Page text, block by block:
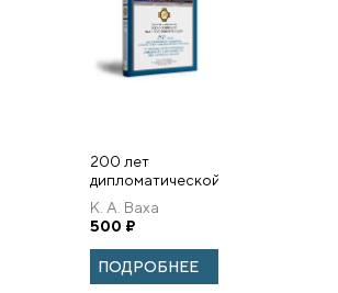
200 лет
дипломатической
поддержки
русского
присутствия на
Ближнем
Востоке:
К. А. Ваха
500 ₽
ПОДРОБНЕЕ